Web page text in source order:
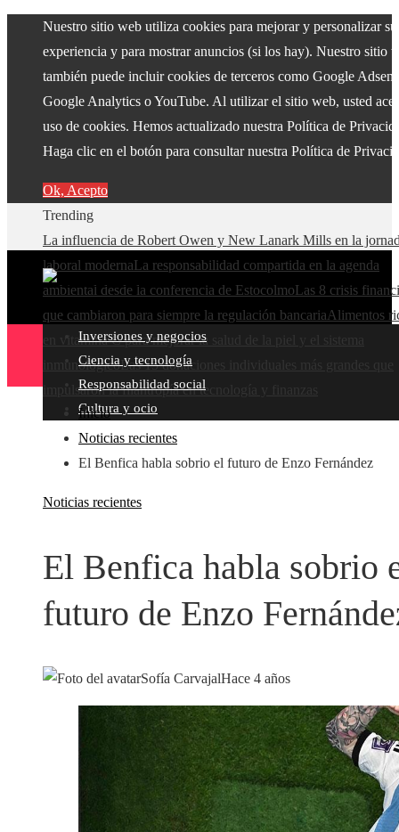
Nuestro sitio web utiliza cookies para mejorar y personalizar su
experiencia y para mostrar anuncios (si los hay). Nuestro sitio
también puede incluir cookies de terceros como Google
Google Analytics o YouTube. Al utilizar el sitio web, usted
uso de cookies. Hemos actualizado nuestra Política de
Haga clic en el botón para consultar nuestra Política de
Ok, Acepto
Trending
La influencia de Robert Owen y New Lanark Mills en la
laboral modernaLa responsabilidad compartida en la agenda
ambiental desde la conferencia de EstocolmoLas 8 crisis
que cambiaron para siempre la regulación bancariaAlimentos
en vitamina C para mejorar la salud de la piel y el sistema
inmunológicoLas 15 donaciones individuales más grandes que
impulsaron la filantropía en tecnología y finanzas
Inversiones y negocios
Ciencia y tecnología
Responsabilidad social
Cultura y ocio
Inicio
Noticias recientes
El Benfica habla sobrio el futuro de Enzo Fernández
Noticias recientes
El Benfica habla sobrio
futuro de Enzo
Sofía CarvajalHace 4 años